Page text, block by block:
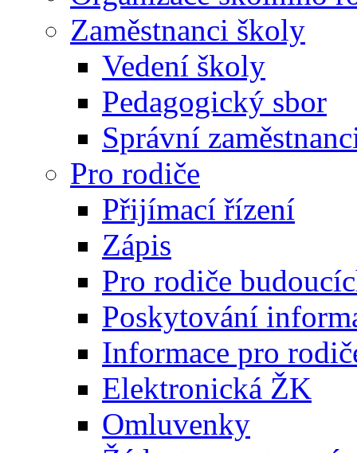
Zaměstnanci školy
Vedení školy
Pedagogický sbor
Správní
Pro rodiče
Přijímací řízení
Zápis
Pro rodiče
Poskytování
Informace pro
Elektronická ŽK
Omluvenky